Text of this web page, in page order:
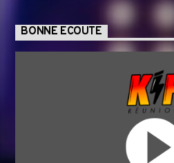
BONNE ECOUTE